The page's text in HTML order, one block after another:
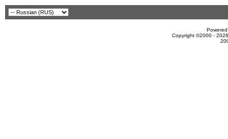
Copyright ©2000 -